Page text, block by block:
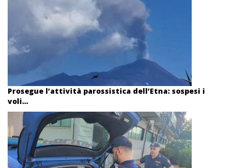
Prosegue l’attività parossistica dell’Etna: sospesi i
voli...